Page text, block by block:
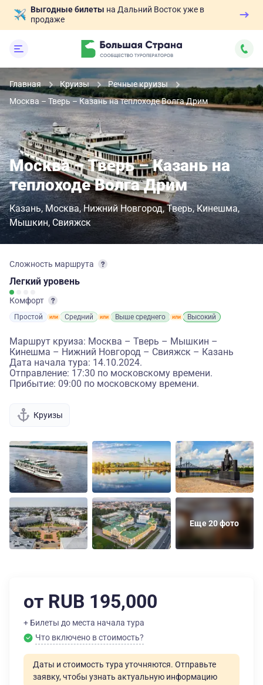
Выгодные билеты на Дальний Восток уже в
продаже
Главная Круизы
Речные круизы
Москва – Тверь – Казань на теплоходе Волга Дрим
Москва – Тверь – Казань на
теплоходе Волга Дрим
Казань Москва Нижний Новгород Тверь Кинешма
Мышкин Свияжск
Сложность маршрута
Легкий уровень
Комфорт
Простой Средний Выше среднего Высокий
Маршрут круиза: Москва – Тверь – Мышкин –
Кинешма – Нижний Новгород – Свияжск – Казань
Дата начала тура: 14.10.2024.
Отправление: 17:30 по московскому времени.
Прибытие: 09:00 по московскому времени.
Круизы
Еще 20 фото
от RUB 195,000
+ Билеты до места начала тура
Что включено в стоимость?
Даты и стоимость тура уточняются. Отправьте
заявку, чтобы узнать актуальную информацию